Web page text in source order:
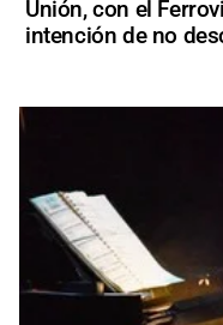
Unión, con el
intención de no